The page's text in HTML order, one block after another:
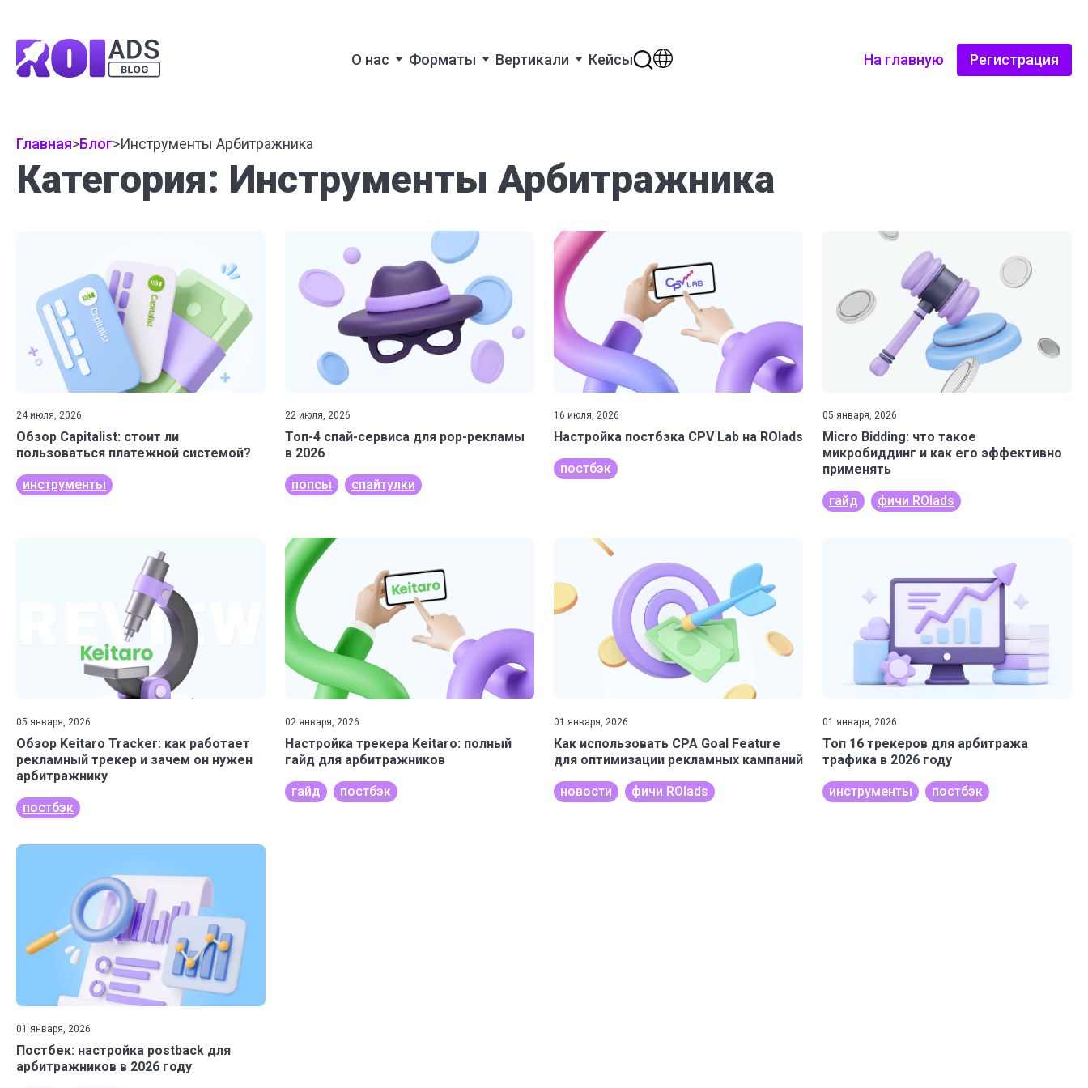
О нас Форматы Вертикали Кейсы На главную Регистрация
Главная>Блог>Инструменты Арбитражника
Категория: Инструменты Арбитражника
24 июля, 2026
Обзор Capitalist: стоит ли
пользоваться платежной системой?
инструменты
22 июля, 2026
Топ-4 спай-сервиса для pop-рекламы
в 2026
попсы спайтулки
16 июля, 2026
Настройка постбэка CPV Lab на ROIads
постбэк
05 января, 2026
Micro Bidding: что такое
микробиддинг и как его эффективно
применять
гайд фичи ROIads
05 января, 2026
Обзор Keitaro Tracker: как работает
рекламный трекер и зачем он нужен
арбитражнику
постбэк
02 января, 2026
Настройка трекера Keitaro: полный
гайд для арбитражников
гайд постбэк
01 января, 2026
Как использовать CPA Goal Feature
для оптимизации рекламных кампаний
новости фичи ROIads
01 января, 2026
Топ 16 трекеров для арбитража
трафика в 2026 году
инструменты постбэк
01 января, 2026
Постбек: настройка postback для
арбитражников в 2026 году